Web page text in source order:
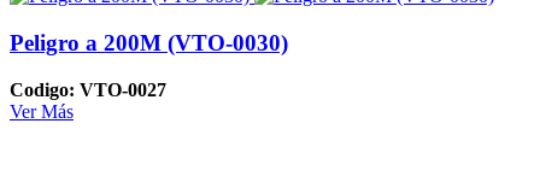
Peligro a 200M (VTO-0030)
Codigo: VTO-0027
Ver Más